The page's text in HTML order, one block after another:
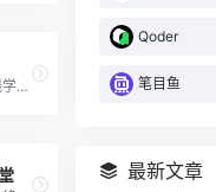
全球性在线学习与教学平台，超20余万门课程
Qoder
笔目鱼
最新文章